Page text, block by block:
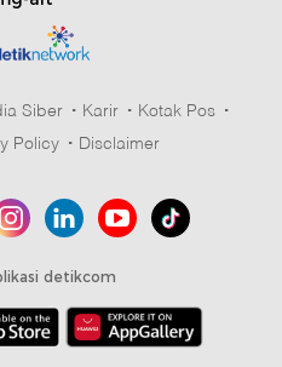
Siber Karir
Kotak Pos
Policy Disclaimer
detikcom